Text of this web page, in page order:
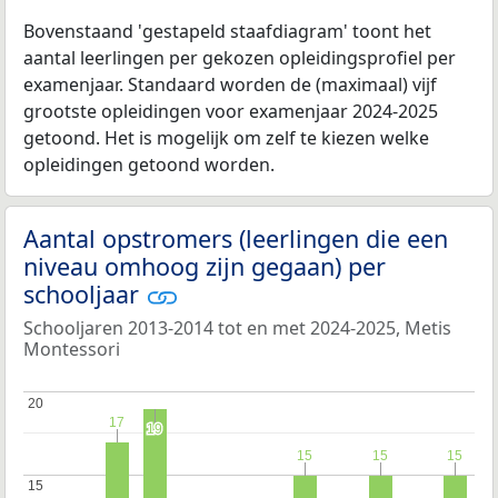
Bovenstaand 'gestapeld staafdiagram' toont het
aantal leerlingen per gekozen opleidingsprofiel per
examenjaar. Standaard worden de (maximaal) vijf
grootste opleidingen voor examenjaar 2024-2025
getoond. Het is mogelijk om zelf te kiezen welke
opleidingen getoond worden.
Aantal opstromers (leerlingen die een
niveau omhoog zijn gegaan) per
schooljaar
Schooljaren 2013-2014 tot en met 2024-2025, Metis
Montessori
15
15
20
20
17
17 19
19
15
15 15
15 15
15